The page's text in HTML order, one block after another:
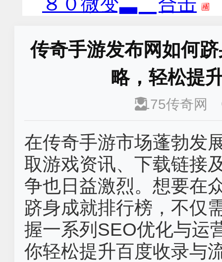
传奇手游发布网如何
略，轻松提
175传奇网
在传奇手游市场蓬勃发
取游戏资讯、下载链接
争也日益激烈。想要在
跻身成就排行榜，不仅
握一系列SEO优化与运
你轻松提升百度收录与